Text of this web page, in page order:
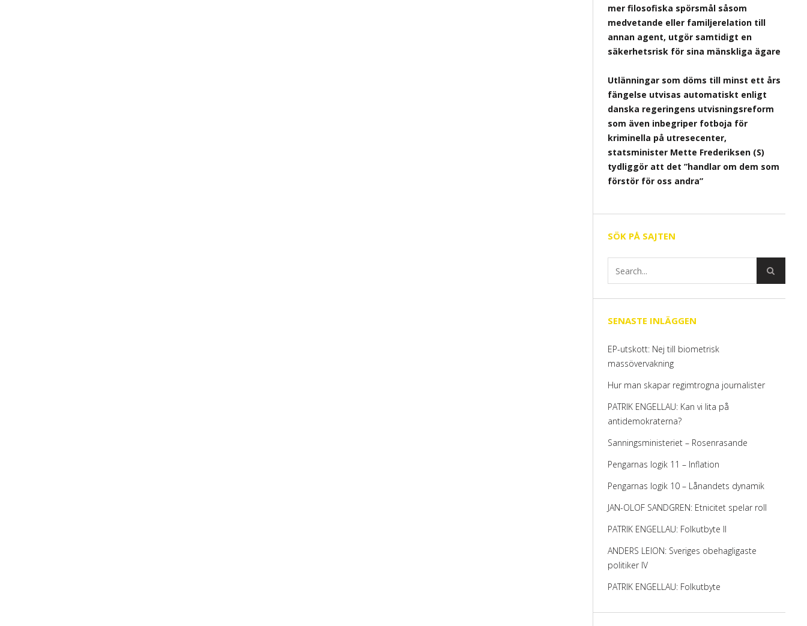
mer filosofiska spörsmål såsom
medvetande eller familjerelation till
annan agent, utgör samtidigt en
säkerhetsrisk för sina mänskliga ägare
Utlänningar som döms till minst ett års
fängelse utvisas automatiskt enligt
danska regeringens utvisningsreform
som även inbegriper fotboja för
kriminella på utresecenter,
statsminister Mette Frederiksen (S)
tydliggör att det ”handlar om dem som
förstör för oss andra”
SÖK PÅ SAJTEN
SENASTE INLÄGGEN
EP-utskott: Nej till biometrisk
massövervakning
Hur man skapar regimtrogna journalister
PATRIK ENGELLAU: Kan vi lita på
antidemokraterna?
Sanningsministeriet – Rosenrasande
Pengarnas logik 11 – Inflation
Pengarnas logik 10 – Lånandets dynamik
JAN-OLOF SANDGREN: Etnicitet spelar roll
PATRIK ENGELLAU: Folkutbyte II
ANDERS LEION: Sveriges obehagligaste
politiker IV
PATRIK ENGELLAU: Folkutbyte